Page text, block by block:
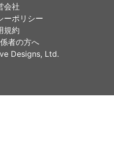
会社
ーポリシー
規約
者の方へ
Designs, Ltd.